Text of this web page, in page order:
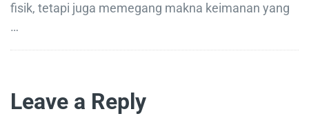
fisik, tetapi juga memegang makna keimanan yang
…
Leave a Reply